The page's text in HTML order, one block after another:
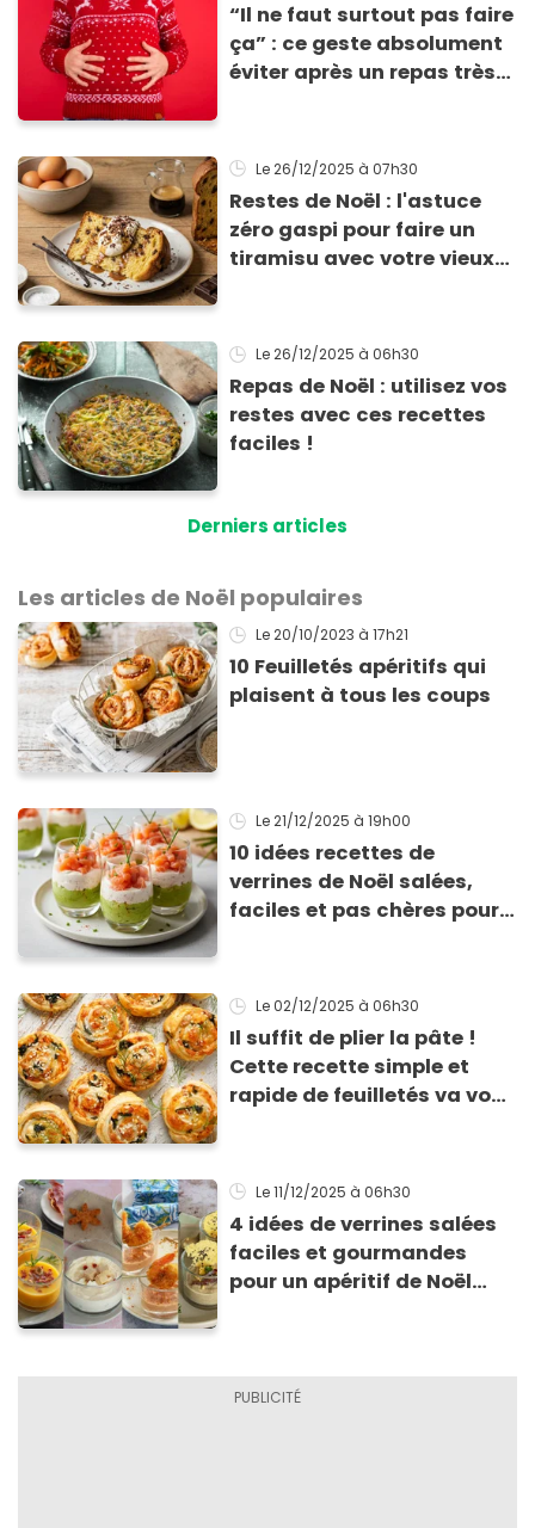
“Il ne faut surtout pas faire
ça” : ce geste absolument
éviter après un repas très
Le 26/12/2025 à 07h30
Restes de Noël : l'astuce
zéro gaspi pour faire un
tiramisu avec votre vieux
Le 26/12/2025 à 06h30
Repas de Noël : utilisez vos
restes avec ces recettes
faciles !
Derniers articles
Les articles de Noël populaires
Le 20/10/2023 à 17h21
10 Feuilletés apéritifs qui
plaisent à tous les coups
Le 21/12/2025 à 19h00
10 idées recettes de
verrines de Noël salées,
faciles et pas chères pour
Le 02/12/2025 à 06h30
Il suffit de plier la pâte !
Cette recette simple et
rapide de feuilletés va vous
Le 11/12/2025 à 06h30
4 idées de verrines salées
faciles et gourmandes
pour un apéritif de Noël